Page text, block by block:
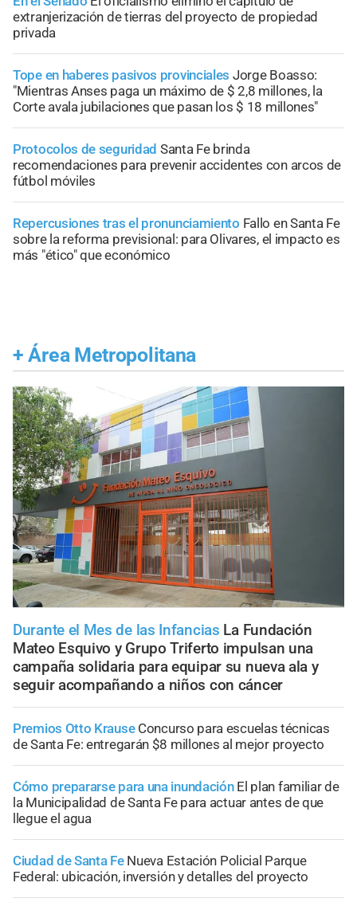
extranjerización de tierras del proyecto de propiedad
privada
Tope en haberes pasivos provinciales Jorge Boasso:
"Mientras Anses paga un máximo de $ 2,8 millones, la
Corte avala jubilaciones que pasan los $ 18 millones"
Protocolos de seguridad Santa Fe brinda
recomendaciones para prevenir accidentes con arcos de
fútbol móviles
Repercusiones tras el pronunciamiento Fallo en Santa Fe
sobre la reforma previsional: para Olivares, el impacto es
más "ético" que económico
+ Área Metropolitana
Durante el Mes de las Infancias La Fundación
Mateo Esquivo y Grupo Triferto impulsan una
campaña solidaria para equipar su nueva ala y
seguir acompañando a niños con cáncer
Premios Otto Krause Concurso para escuelas técnicas
de Santa Fe: entregarán $8 millones al mejor proyecto
Cómo prepararse para una inundación El plan familiar de
la Municipalidad de Santa Fe para actuar antes de que
llegue el agua
Ciudad de Santa Fe Nueva Estación Policial Parque
Federal: ubicación, inversión y detalles del proyecto